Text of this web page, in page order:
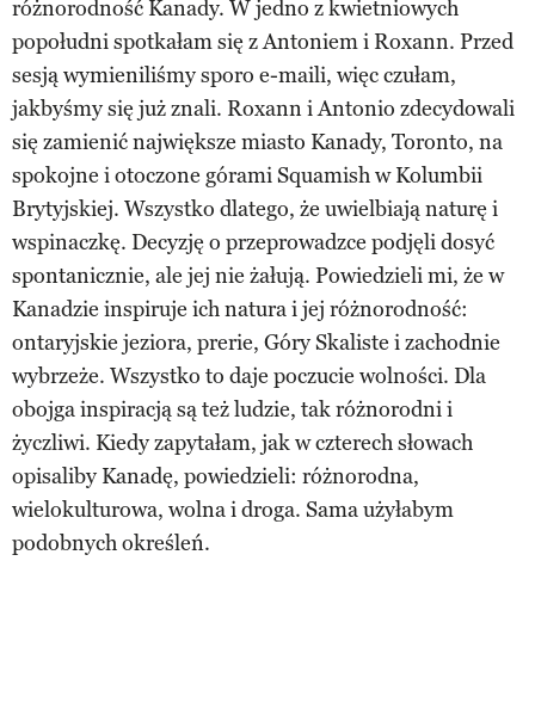
różnorodność Kanady. W jedno z kwietniowych
popołudni spotkałam się z Antoniem i Roxann. Przed
sesją wymieniliśmy sporo e-maili, więc czułam,
jakbyśmy się już znali. Roxann i Antonio zdecydowali
się zamienić największe miasto Kanady, Toronto, na
spokojne i otoczone górami Squamish w Kolumbii
Brytyjskiej. Wszystko dlatego, że uwielbiają naturę i
wspinaczkę. Decyzję o przeprowadzce podjęli dosyć
spontanicznie, ale jej nie żałują. Powiedzieli mi, że w
Kanadzie inspiruje ich natura i jej różnorodność:
ontaryjskie jeziora, prerie, Góry Skaliste i zachodnie
wybrzeże. Wszystko to daje poczucie wolności. Dla
obojga inspiracją są też ludzie, tak różnorodni i
życzliwi. Kiedy zapytałam, jak w czterech słowach
opisaliby Kanadę, powiedzieli: różnorodna,
wielokulturowa, wolna i droga. Sama użyłabym
podobnych określeń.